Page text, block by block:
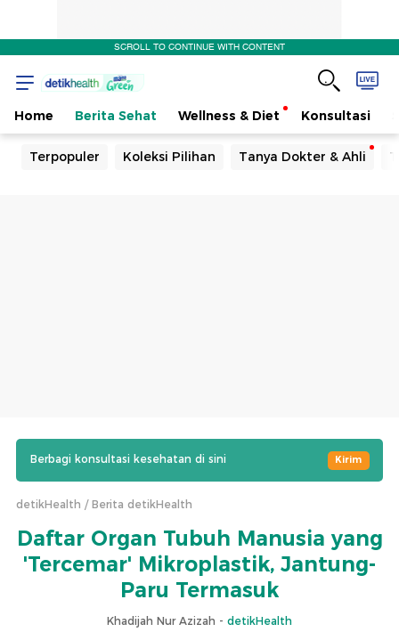
SCROLL TO CONTINUE WITH CONTENT
Home Berita Sehat Wellness & Diet Konsultasi
Terpopuler Koleksi Pilihan Tanya Dokter & Ahli
Berbagi konsultasi kesehatan di sini Kirim
detikHealth Berita detikHealth
Daftar Organ Tubuh Manusia yang
'Tercemar' Mikroplastik, Jantung-
Paru Termasuk
Khadijah Nur Azizah - detikHealth